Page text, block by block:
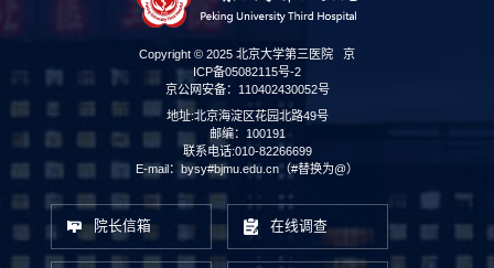
Copyright © 2025 北京大学第三医院 京
ICP备05082115号-2
京公网安备：110402430052号
地址:北京海淀区花园北路49号
邮编：100191
联系电话:010-82266699
E-mail：bysy#bjmu.edu.cn（#替换为@）
院长信箱 在线调查